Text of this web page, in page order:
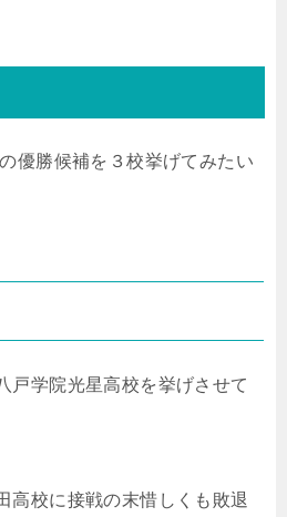
優勝候補を３校挙げてみたい
戸学院光星高校を挙げさせて
高校に接戦の末惜しくも敗退